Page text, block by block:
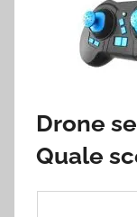
Drone
Quale